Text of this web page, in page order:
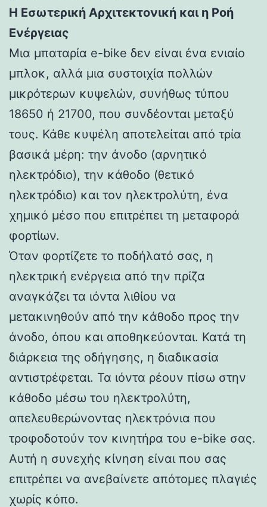
Η Εσωτερική Αρχιτεκτονική και η Ροή
Ενέργειας
Μια μπαταρία e-bike δεν είναι ένα ενιαίο
μπλοκ, αλλά μια συστοιχία πολλών
μικρότερων κυψελών, συνήθως τύπου
18650 ή 21700, που συνδέονται μεταξύ
τους. Κάθε κυψέλη αποτελείται από τρία
βασικά μέρη: την άνοδο (αρνητικό
ηλεκτρόδιο), την κάθοδο (θετικό
ηλεκτρόδιο) και τον ηλεκτρολύτη, ένα
χημικό μέσο που επιτρέπει τη μεταφορά
φορτίων.
Όταν φορτίζετε το ποδήλατό σας, η
ηλεκτρική ενέργεια από την πρίζα
αναγκάζει τα ιόντα λιθίου να
μετακινηθούν από την κάθοδο προς την
άνοδο, όπου και αποθηκεύονται. Κατά τη
διάρκεια της οδήγησης, η διαδικασία
αντιστρέφεται. Τα ιόντα ρέουν πίσω στην
κάθοδο μέσω του ηλεκτρολύτη,
απελευθερώνοντας ηλεκτρόνια που
τροφοδοτούν τον κινητήρα του e-bike σας.
Αυτή η συνεχής κίνηση είναι που σας
επιτρέπει να ανεβαίνετε απότομες πλαγιές
χωρίς κόπο.